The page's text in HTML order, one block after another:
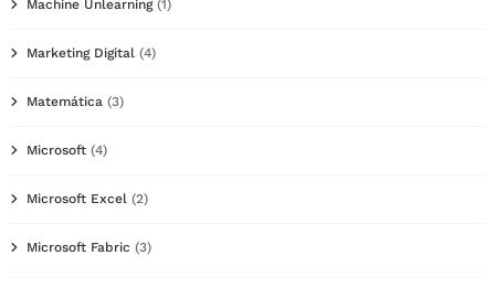
Machine Unlearning(1)
Marketing Digital (4)
Matemática (3)
Microsoft (4)
Microsoft Excel (2)
Microsoft Fabric (3)